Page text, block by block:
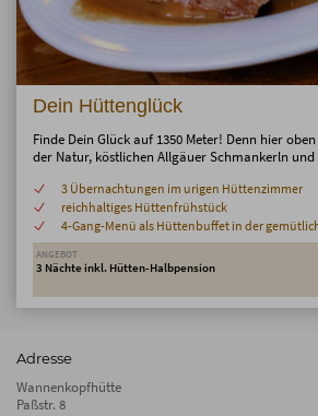
Dein Hüttenglück
Finde Dein Glück auf 1350 Meter! Denn hier
der Natur, köstlichen Allgäuer Schmankerln
3 Übernachtungen im urigen Hüttenzimmer
reichhaltiges Hüttenfrühstück
4-Gang-Menü als Hüttenbuffet in der
ANGEBOT
3 Nächte inkl. Hütten-Halbpension
Adresse
Wannenkopfhütte
Paßstr. 8